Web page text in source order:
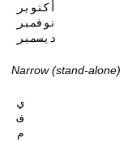
أكتوبر
نوفمبر
ديسمبر
Narrow (stand-alone)
ي
ف
م